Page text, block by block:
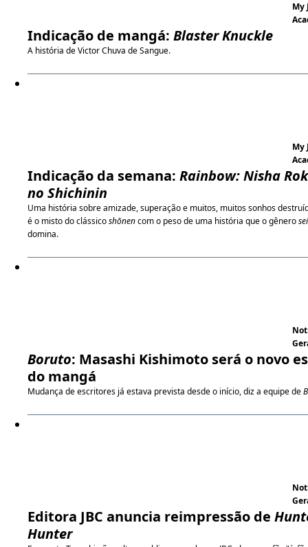
My
Indicação de mangá: Blaster Knuckle
A história de Victor Chuva de Sangue.
My
Indicação da semana: Rainbow: Nisha
no Shichinin
Uma história sobre amizade, superação e muitos, muitos sonhos
é o misto do clássicoshōnencom o peso de uma história que o gênero
domina.
Boruto: Masashi Kishimoto será o novo
do mangá
Mudança de escritores já estava prevista desde o início, diz a equipe de
Editora JBC anuncia reimpressão de
Hunter